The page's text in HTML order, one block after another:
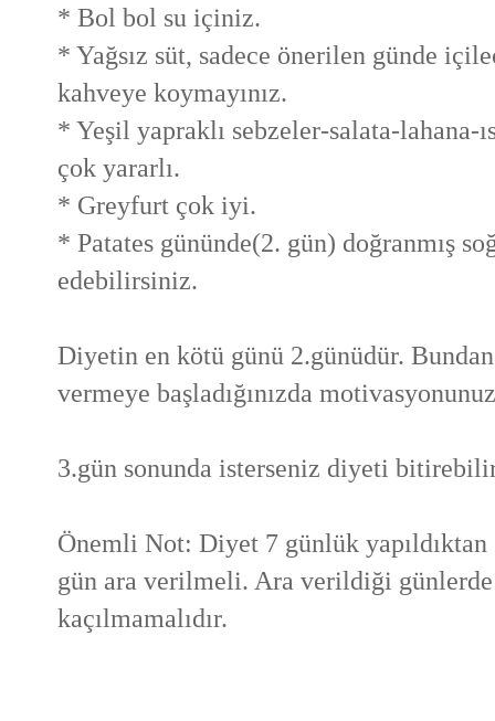
* Bol bol su içiniz.
* Yağsız süt, sadece önerilen günde
kahveye koymayınız.
* Yeşil yapraklı sebzeler-salata-lahana-
çok yararlı.
* Greyfurt çok iyi.
* Patates gününde(2. gün) doğranmış
edebilirsiniz.
Diyetin en kötü günü 2.günüdür.
vermeye başladığınızda
3.gün sonunda isterseniz diyeti
Önemli Not: Diyet 7 günlük yapıldıktan
gün ara verilmeli. Ara verildiği
kaçılmamalıdır.